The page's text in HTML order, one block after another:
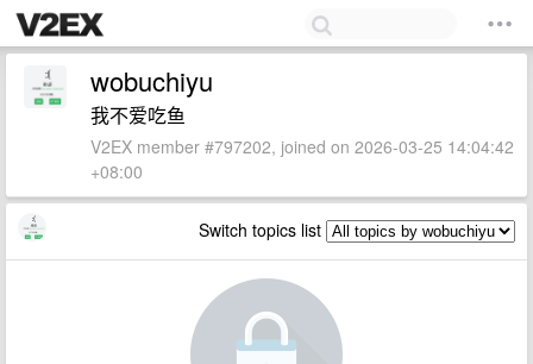
wobuchiyu
我不爱吃鱼
V2EX member #797202, joined on 2026-03-25 14:04:42
+08:00
Switch topics list